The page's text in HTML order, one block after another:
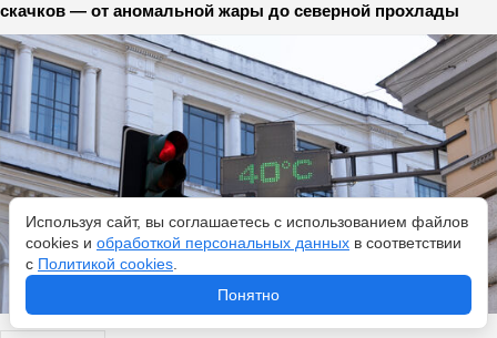
скачков — от аномальной жары до северной прохлады
Используя сайт, вы соглашаетесь с использованием файлов
cookies и обработкой персональных данных в соответствии
с Политикой cookies
Понятно